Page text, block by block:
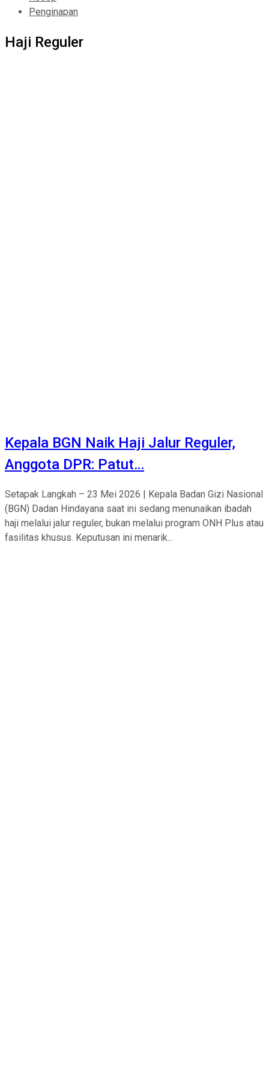
Penginapan
Haji Reguler
Kepala BGN Naik Haji Jalur Reguler,
Anggota DPR: Patut…
Setapak Langkah – 23 Mei 2026 | Kepala Badan Gizi Nasional
(BGN) Dadan Hindayana saat ini sedang menunaikan ibadah
haji melalui jalur reguler, bukan melalui program ONH Plus atau
fasilitas khusus. Keputusan ini menarik...